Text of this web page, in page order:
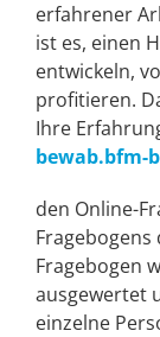
erfahrener
ist es, einen
entwickeln,
profitieren.
Ihre
bewab.bfm-
den Online-
Fragebogen
ausgewertet
einzelne